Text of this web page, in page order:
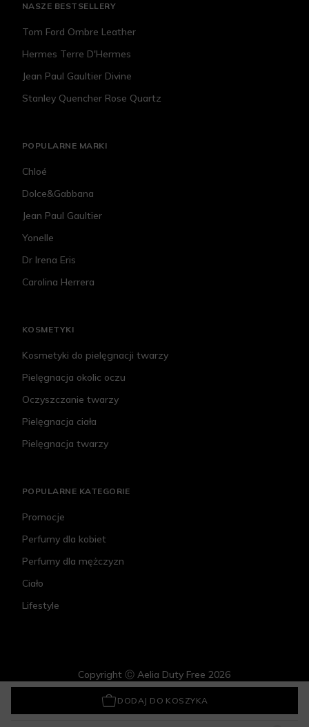
DODAJ DO KOSZYKA
Paese Run For Cover Full Cover Concealer
NASZE BESTSELLERY
Tom Ford Ombre Leather
Hermes Terre D'Hermes
Jean Paul Gaultier Divine
Stanley Quencher Rose Quartz
POPULARNE MARKI
Chloé
Dolce&Gabbana
Jean Paul Gaultier
Yonelle
Dr Irena Eris
Carolina Herrera
KOSMETYKI
Kosmetyki do pielęgnacji twarzy
Pielęgnacja okolic oczu
Oczyszczanie twarzy
Pielęgnacja ciała
Pielęgnacja twarzy
POPULARNE KATEGORIE
Promocje
Perfumy dla kobiet
Perfumy dla mężczyzn
Ciało
Lifestyle
Copyright Ⓒ Aelia Duty Free 2026